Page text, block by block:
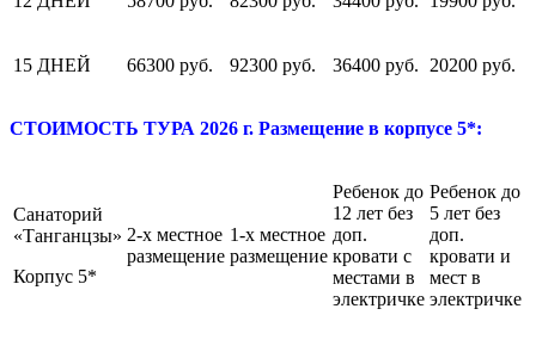
15 ДНЕЙ 66300 руб. 92300 руб. 36400 руб. 20200 руб.
СТОИМОСТЬ ТУРА 2026 г. Размещение в корпусе 5*:
Санаторий
«Танганцзы»
Корпус 5*
2-х местное
размещение
1-х местное
размещение
Ребенок до
12 лет без
доп.
кровати с
местами в
электричке
Ребенок до
5 лет без
доп.
кровати и
мест в
электричке